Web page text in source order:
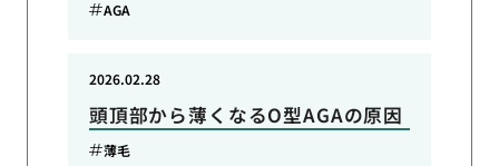
AGA
頭頂部から薄くなるO型AGAの原因
2026.02.28
薄毛